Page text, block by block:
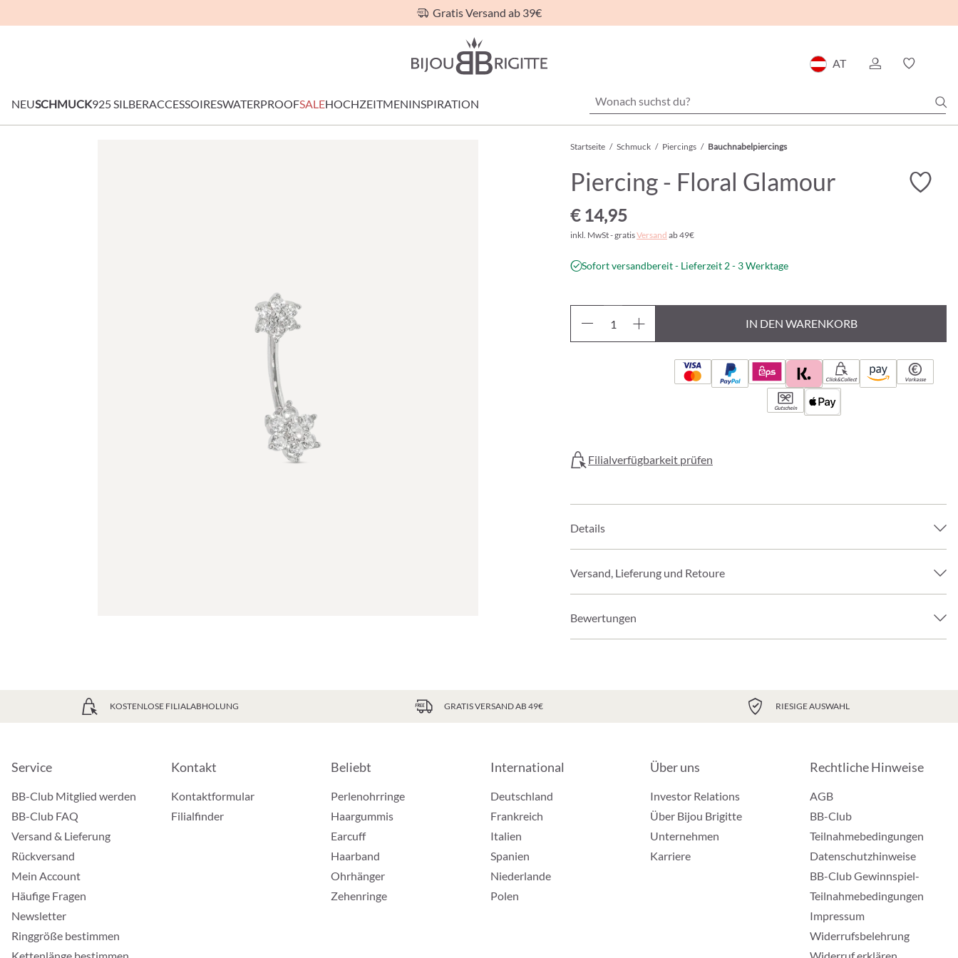
Gratis Versand ab 39€
AT
NEUSCHMUCK925 SILBERACCESSOIRESWATERPROOFSALEHOCHZEITMENINSPIRATION
Startseite / Schmuck / Piercings / Bauchnabelpiercings
Piercing - Floral Glamour
€ 14,95
inkl. MwSt - gratisVersand ab 49€
Sofort versandbereit - Lieferzeit 2 - 3 Werktage
IN DEN WARENKORB
Click&Collect Vorkasse
Gutschein
Filialverfügbarkeit prüfen
Details
Versand, Lieferung und Retoure
Bewertungen
KOSTENLOSE FILIALABHOLUNG GRATIS VERSAND AB 49€ RIESIGE AUSWAHL
Service
BB-Club Mitglied werden
BB-Club FAQ
Versand & Lieferung
Rückversand
Mein Account
Häufige Fragen
Newsletter
Ringgröße bestimmen
Kontakt
Kontaktformular
Filialfinder
Beliebt
Perlenohrringe
Haargummis
Earcuff
Haarband
Ohrhänger
Zehenringe
International
Deutschland
Frankreich
Italien
Spanien
Niederlande
Polen
Über uns
Investor Relations
Über Bijou Brigitte
Unternehmen
Karriere
Rechtliche Hinweise
AGB
BB-Club
Teilnahmebedingungen
Datenschutzhinweise
BB-Club Gewinnspiel-
Teilnahmebedingungen
Impressum
Widerrufsbelehrung